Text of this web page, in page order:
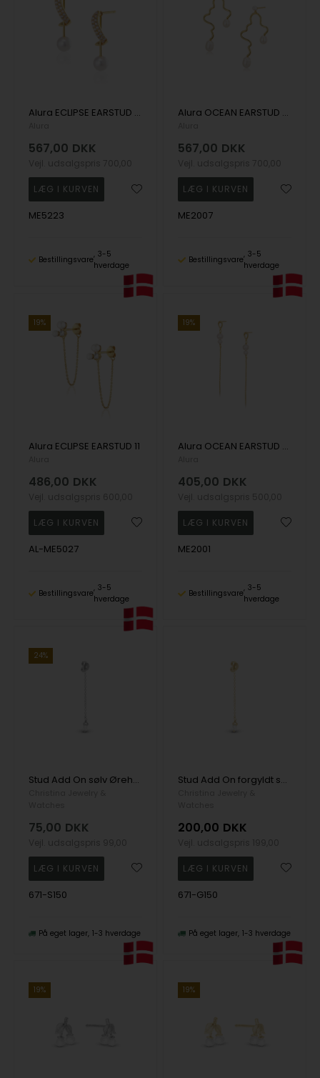
Alura ECLIPSE EARSTUD 23
567,00 DKK
ME5223
Bestillingsvare
3-5
hverdage
Alura OCEAN EARSTUD 23
567,00 DKK
ME2007
Bestillingsvare
3-5
hverdage
19%
Alura ECLIPSE EARSTUD 11
486,00 DKK
AL-ME5027
Bestillingsvare
3-5
hverdage
19%
Alura OCEAN EARSTUD 25
405,00 DKK
ME2001
Bestillingsvare
3-5
hverdage
24%
Stud Add On sølv Ørehænger
75,00 DKK
671-S150
På eget lager 1-3 hverdage
Stud Add On forgyldt sølv Ørehænger
200,00 DKK
671-G150
På eget lager 1-3 hverdage
19% 19%